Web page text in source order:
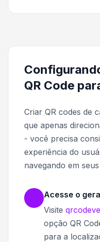
QR Code
Criar QR codes de
que apenas
- você precisa
experiência do
navegando em
Acesse o
Visite
opção QR
para a